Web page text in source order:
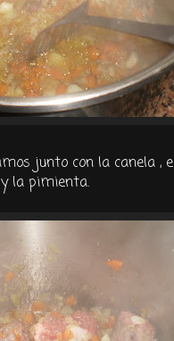
junto con la canela ,
y la pimienta.